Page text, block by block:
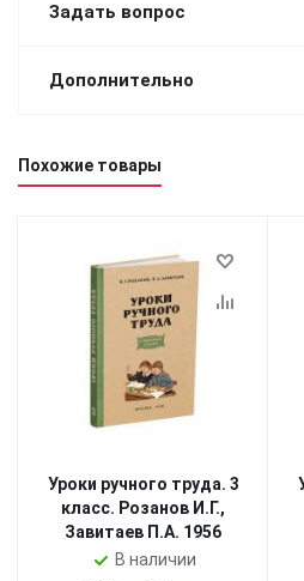
Задать вопрос
Дополнительно
Похожие товары
Уроки ручного труда. 3
класс. Розанов И.Г.,
Завитаев П.А. 1956
В наличии